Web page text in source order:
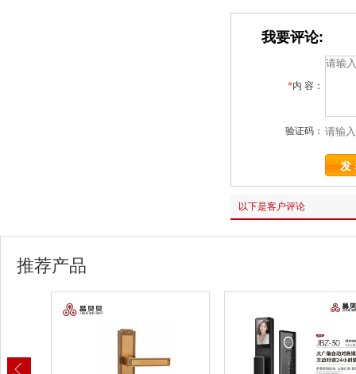
我要评论:
*内 容：
验证码：
以下是客户评论
推荐产品